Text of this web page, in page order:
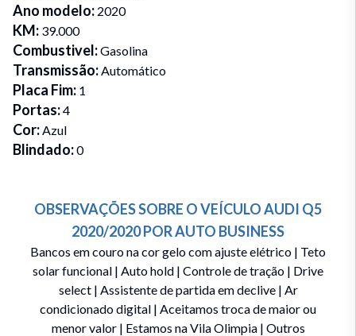
Ano modelo: 2020
KM: 39.000
Combustivel:Gasolina
Transmissão:Automático
Placa Fim: 1
Portas:4
Cor:Azul
Blindado:0
OBSERVAÇÕES SOBRE O VEÍCULOAUDI Q5
2020/2020PORAUTO BUSINESS
Bancos em couro na cor gelo com ajuste elétrico | Teto
solar funcional | Auto hold | Controle de tração | Drive
select | Assistente de partida em declive | Ar
condicionado digital | Aceitamos troca de maior ou
menor valor | Estamos na Vila Olimpia | Outros